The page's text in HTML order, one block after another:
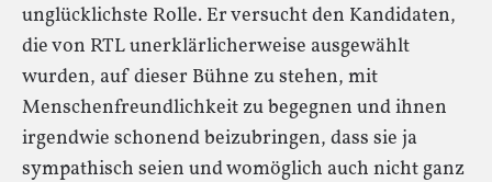
unglücklichste Rolle. Er versucht den Kandidaten,
die von RTL unerklärlicherweise ausgewählt
wurden, auf dieser Bühne zu stehen, mit
Menschenfreundlichkeit zu begegnen und ihnen
irgendwie schonend beizubringen, dass sie ja
sympathisch seien und womöglich auch nicht ganz